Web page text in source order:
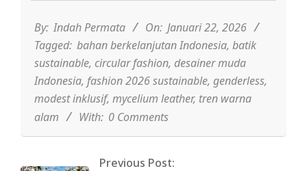
22
By: Indah Permata On: Januari 22, 2026
Tagged: bahan berkelanjutan Indonesia, batik
sustainable, circular fashion, desainer muda
Indonesia, fashion 2026 sustainable, genderless,
modest inklusif, mycelium leather, tren warna
alam
With: 0 Comments
Previous Post: